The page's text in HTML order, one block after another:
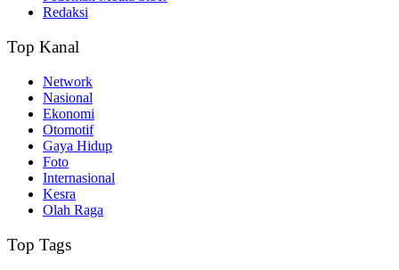
Redaksi
Top Kanal
Network
Nasional
Ekonomi
Otomotif
Gaya Hidup
Foto
Internasional
Kesra
Olah Raga
Top Tags